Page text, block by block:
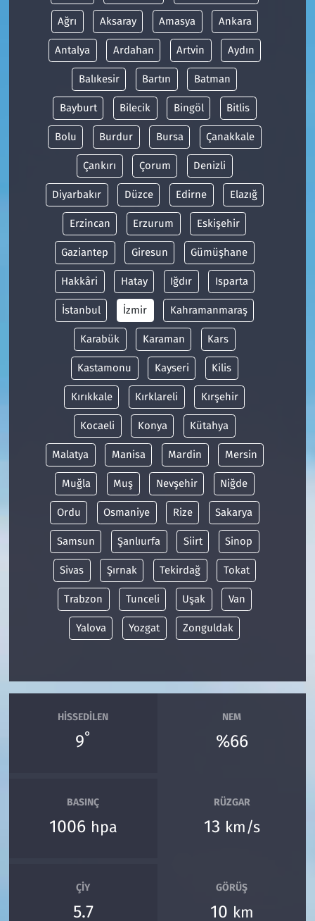
Ağrı Aksaray Amasya Ankara
Antalya Ardahan Artvin Aydın
Balıkesir Bartın Batman
Bayburt Bilecik Bingöl Bitlis
Bolu Burdur Bursa Çanakkale
Çankırı Çorum Denizli
Diyarbakır Düzce Edirne Elazığ
Erzincan Erzurum Eskişehir
Gaziantep Giresun Gümüşhane
Hakkâri Hatay Iğdır Isparta
İstanbul İzmir Kahramanmaraş
Karabük Karaman Kars
Kastamonu Kayseri Kilis
Kırıkkale Kırklareli Kırşehir
Kocaeli Konya Kütahya
Malatya Manisa Mardin Mersin
Muğla Muş Nevşehir Niğde
Ordu Osmaniye Rize Sakarya
Samsun Şanlıurfa Siirt Sinop
Sivas Şırnak Tekirdağ Tokat
Trabzon Tunceli Uşak Van
Yalova Yozgat Zonguldak
HISSEDILEN
9°
NEM
%66
BASINÇ
1006 hpa
RÜZGAR
13 km/s
ÇIY
5.7
GÖRÜŞ
10 km